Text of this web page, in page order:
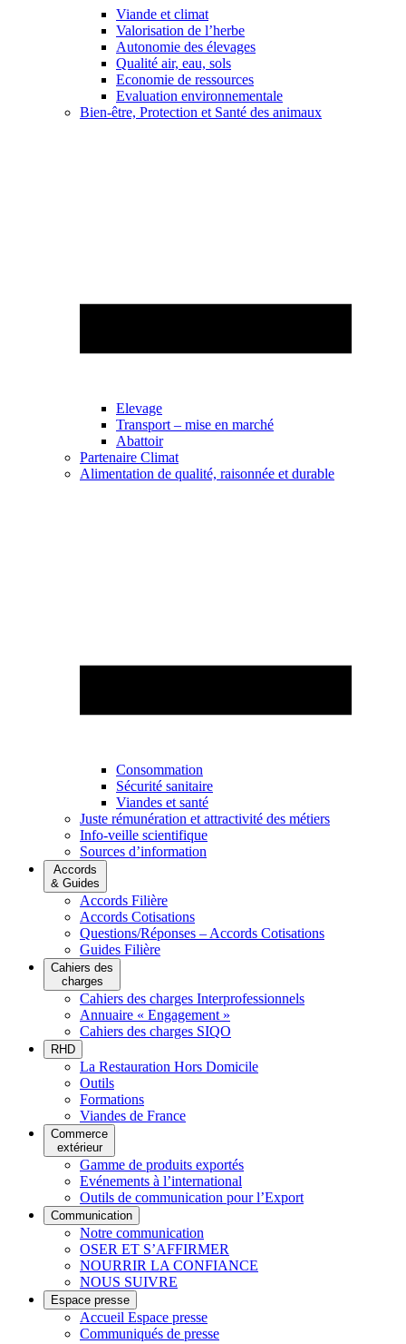
Viande et climat
Valorisation de l’herbe
Autonomie des élevages
Qualité air, eau, sols
Economie de ressources
Evaluation environnementale
Bien-être, Protection et Santé des animaux
Elevage
Transport – mise en marché
Abattoir
Partenaire Climat
Alimentation de qualité, raisonnée et durable
Consommation
Sécurité sanitaire
Viandes et santé
Juste rémunération et attractivité des métiers
Info-veille scientifique
Sources d’information
Accords
& Guides
Accords Filière
Accords Cotisations
Questions/Réponses – Accords Cotisations
Guides Filière
Cahiers des
charges
Cahiers des charges Interprofessionnels
Annuaire « Engagement »
Cahiers des charges SIQO
RHD
La Restauration Hors Domicile
Outils
Formations
Viandes de France
Commerce
extérieur
Gamme de produits exportés
Evénements à l’international
Outils de communication pour l’Export
Communication
Notre communication
OSER ET S’AFFIRMER
NOURRIR LA CONFIANCE
NOUS SUIVRE
Espace presse
Accueil Espace presse
Communiqués de presse